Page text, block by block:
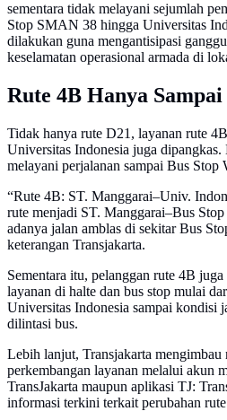
sementara tidak melayani sejumlah
Stop SMAN 38 hingga Universitas
dilakukan guna mengantisipasi
keselamatan operasional armada di
Rute 4B Hanya
Tidak hanya rute D21, layanan rute
Universitas Indonesia juga
melayani perjalanan sampai Bus Stop
“Rute 4B: ST. Manggarai–Univ.
rute menjadi ST. Manggarai–Bus
adanya jalan amblas di sekitar Bus
keterangan Transjakarta.
Sementara itu, pelanggan rute 4B
layanan di halte dan bus stop mulai
Universitas Indonesia sampai kondisi
dilintasi bus.
Lebih lanjut, Transjakarta mengimbau
perkembangan layanan melalui akun
TransJakarta maupun aplikasi TJ:
informasi terkini terkait perubahan